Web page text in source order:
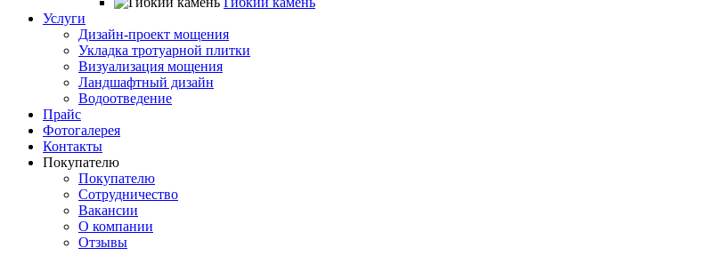
Услуги
Дизайн-проект мощения
Укладка тротуарной плитки
Визуализация мощения
Ландшафтный дизайн
Водоотведение
Прайс
Фотогалерея
Контакты
Покупателю
Покупателю
Сотрудничество
Вакансии
О компании
Отзывы